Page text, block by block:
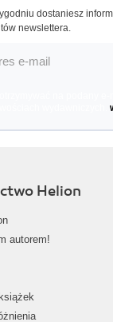
dostaniesz
newslettera.
Helion
autorem!